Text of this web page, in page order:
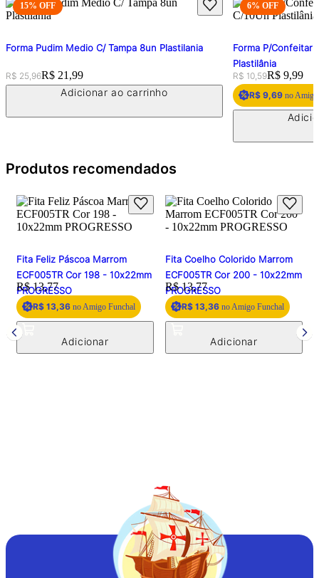
15% OFF
Forma Pudim Medio C/ Tampa 8un Plastilania
Original price:
R$ 25,96Price:
R$ 21,99
Adicionar ao carrinho
6% OFF
Forma P/
Plastilânia
Original price:
R$ 10,59Price:
R$ 9,99
R$ 9,69no Amigo
Produtos recomendados
Fita Feliz Páscoa Marrom
ECF005TR Cor 198 - 10x22mm
PROGRESSO
Price:
R$ 13,77
R$ 13,36 no Amigo Funchal
Fita Coelho Colorido Marrom
ECF005TR Cor 200 - 10x22mm
PROGRESSO
Price:
R$ 13,77
R$ 13,36 no Amigo Funchal